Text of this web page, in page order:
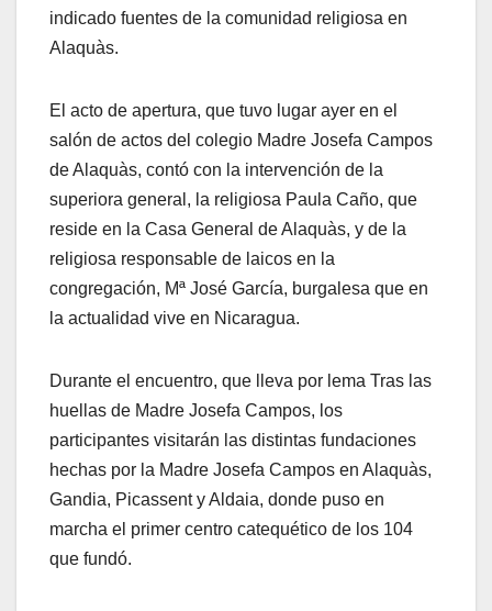
indicado fuentes de la comunidad religiosa en
Alaquàs.
El acto de apertura, que tuvo lugar ayer en el
salón de actos del colegio Madre Josefa Campos
de Alaquàs, contó con la intervención de la
superiora general, la religiosa Paula Caño, que
reside en la Casa General de Alaquàs, y de la
religiosa responsable de laicos en la
congregación, Mª José García, burgalesa que en
la actualidad vive en Nicaragua.
Durante el encuentro, que lleva por lema Tras las
huellas de Madre Josefa Campos, los
participantes visitarán las distintas fundaciones
hechas por la Madre Josefa Campos en Alaquàs,
Gandia, Picassent y Aldaia, donde puso en
marcha el primer centro catequético de los 104
que fundó.